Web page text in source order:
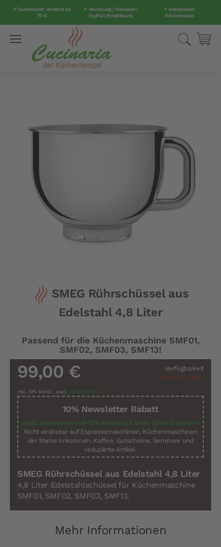
✔ kostenloser Versand ab
70 €
✔ Rechnung | Vorkasse |
PayPal | Kreditkarte
✔ kostenloser
Rückversand
Suche
SMEG Rührschüssel aus
Edelstahl 4,8 Liter
Passend für die Küchenmaschine SMF01,
SMF02, SMF03, SMF13!
Verfügbarkeit
Nicht auf Lager
99,00 €
Inkl. 19% MwSt. , exkl. Versandkosten
10% Newsletter Rabatt
Jetzt abonnieren und 10% Rabatt auf Ihren Einkauf sichern.
Nicht einlösbar auf Espressomaschinen, Küchenmaschinen
der Marke Ankarsrum, Kaffee, Gutscheine, Seminare und
reduzierte Artikel.
SMEG Rührschüssel aus Edelstahl 4,8 Liter
4,8 Liter Edelstahlschüssel für Küchenmaschine
SMF01, SMF02, SMF03, SMF13.
Mehr Informationen